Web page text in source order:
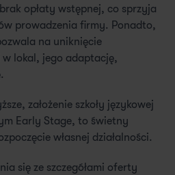
opłaty wstępnej, co sprzyja
prowadzenia firmy. Ponadto,
na uniknięcie
lokal, jego adaptację,
założenie szkoły językowej
Early Stage, to świetny
własnej działalności.
się ze szczegółami oferty